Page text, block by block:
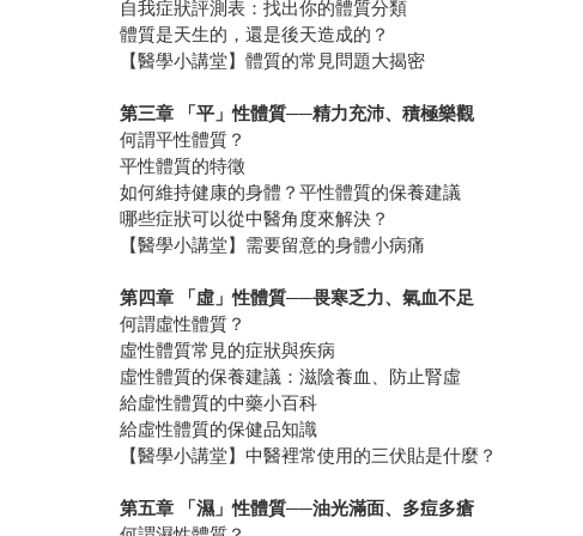
自我症狀評測表：找出你的體質分類
體質是天生的，還是後天造成的？
【醫學小講堂】體質的常見問題大揭密
第三章 「平」性體質──精力充沛、積極樂觀
何謂平性體質？
平性體質的特徵
如何維持健康的身體？平性體質的保養建議
哪些症狀可以從中醫角度來解決？
【醫學小講堂】需要留意的身體小病痛
第四章 「虛」性體質──畏寒乏力、氣血不足
何謂虛性體質？
虛性體質常見的症狀與疾病
虛性體質的保養建議：滋陰養血、防止腎虛
給虛性體質的中藥小百科
給虛性體質的保健品知識
【醫學小講堂】中醫裡常使用的三伏貼是什麼？
第五章 「濕」性體質──油光滿面、多痘多瘡